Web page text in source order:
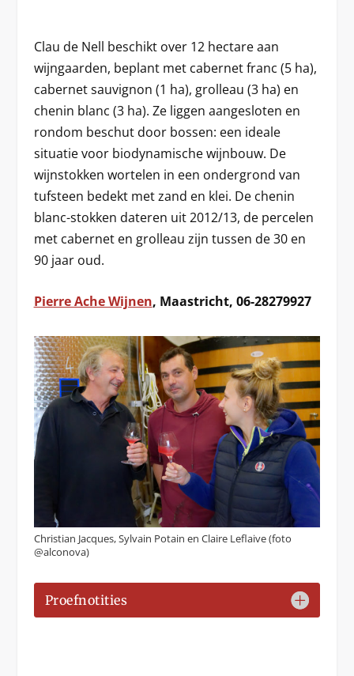
Clau de Nell beschikt over 12 hectare aan
wijngaarden, beplant met cabernet franc (5 ha),
cabernet sauvignon (1 ha), grolleau (3 ha) en
chenin blanc (3 ha). Ze liggen aangesloten en
rondom beschut door bossen: een ideale
situatie voor biodynamische wijnbouw. De
wijnstokken wortelen in een ondergrond van
tufsteen bedekt met zand en klei. De chenin
blanc-stokken dateren uit 2012/13, de percelen
met cabernet en grolleau zijn tussen de 30 en
90 jaar oud.
Pierre Ache Wijnen, Maastricht, 06-28279927
Christian Jacques, Sylvain Potain en Claire Leflaive (foto
@alconova)
Proefnotities